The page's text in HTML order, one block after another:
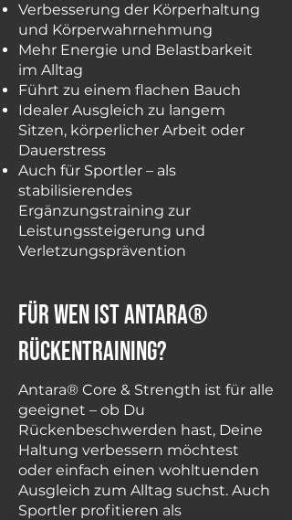
Verbesserung der Körperhaltung
und Körperwahrnehmung
Mehr Energie und Belastbarkeit
im Alltag
Führt zu einem flachen Bauch
Idealer Ausgleich zu langem
Sitzen, körperlicher Arbeit oder
Dauerstress
Auch für Sportler – als
stabilisierendes
Ergänzungstraining zur
Leistungssteigerung und
Verletzungsprävention
für wen ist Antara®
Rückentraining?
Antara® Core & Strength ist für alle
geeignet – ob Du
Rückenbeschwerden hast, Deine
Haltung verbessern möchtest
oder einfach einen wohltuenden
Ausgleich zum Alltag suchst. Auch
Sportler profitieren als